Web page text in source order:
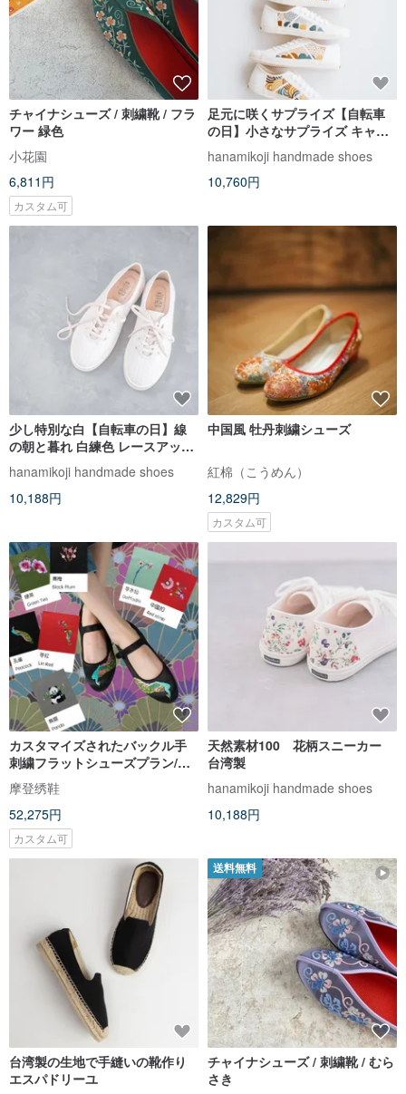
チャイナシューズ / 刺繍靴 / フラ
ワー 緑色
小花園
6,811円
カスタム可
足元に咲くサプライズ【自転車
の日】小さなサプライズ キャン
バスシューズ アシンメトリーな
白スニーカー。
hanamikoji handmade shoes
10,760円
少し特別な白【自転車の日】線
の朝と暮れ 白練色 レースアップ
シューズ ストライプ柄 万能
hanamikoji handmade shoes
10,188円
中国風 牡丹刺繍シューズ
紅棉（こうめん）
12,829円
カスタム可
カスタマイズされたバックル手
刺繍フラットシューズプラン/カ
スタマイズされたさまざまな刺
繍された孔雀、水仙、梅の花、
パンダ
摩登绣鞋
52,275円
カスタム可
天然素材100 花柄スニーカー
台湾製
hanamikoji handmade shoes
10,188円
台湾製の生地で手縫いの靴作り
エスパドリーユ
送料無料
チャイナシューズ / 刺繍靴 / むら
さき